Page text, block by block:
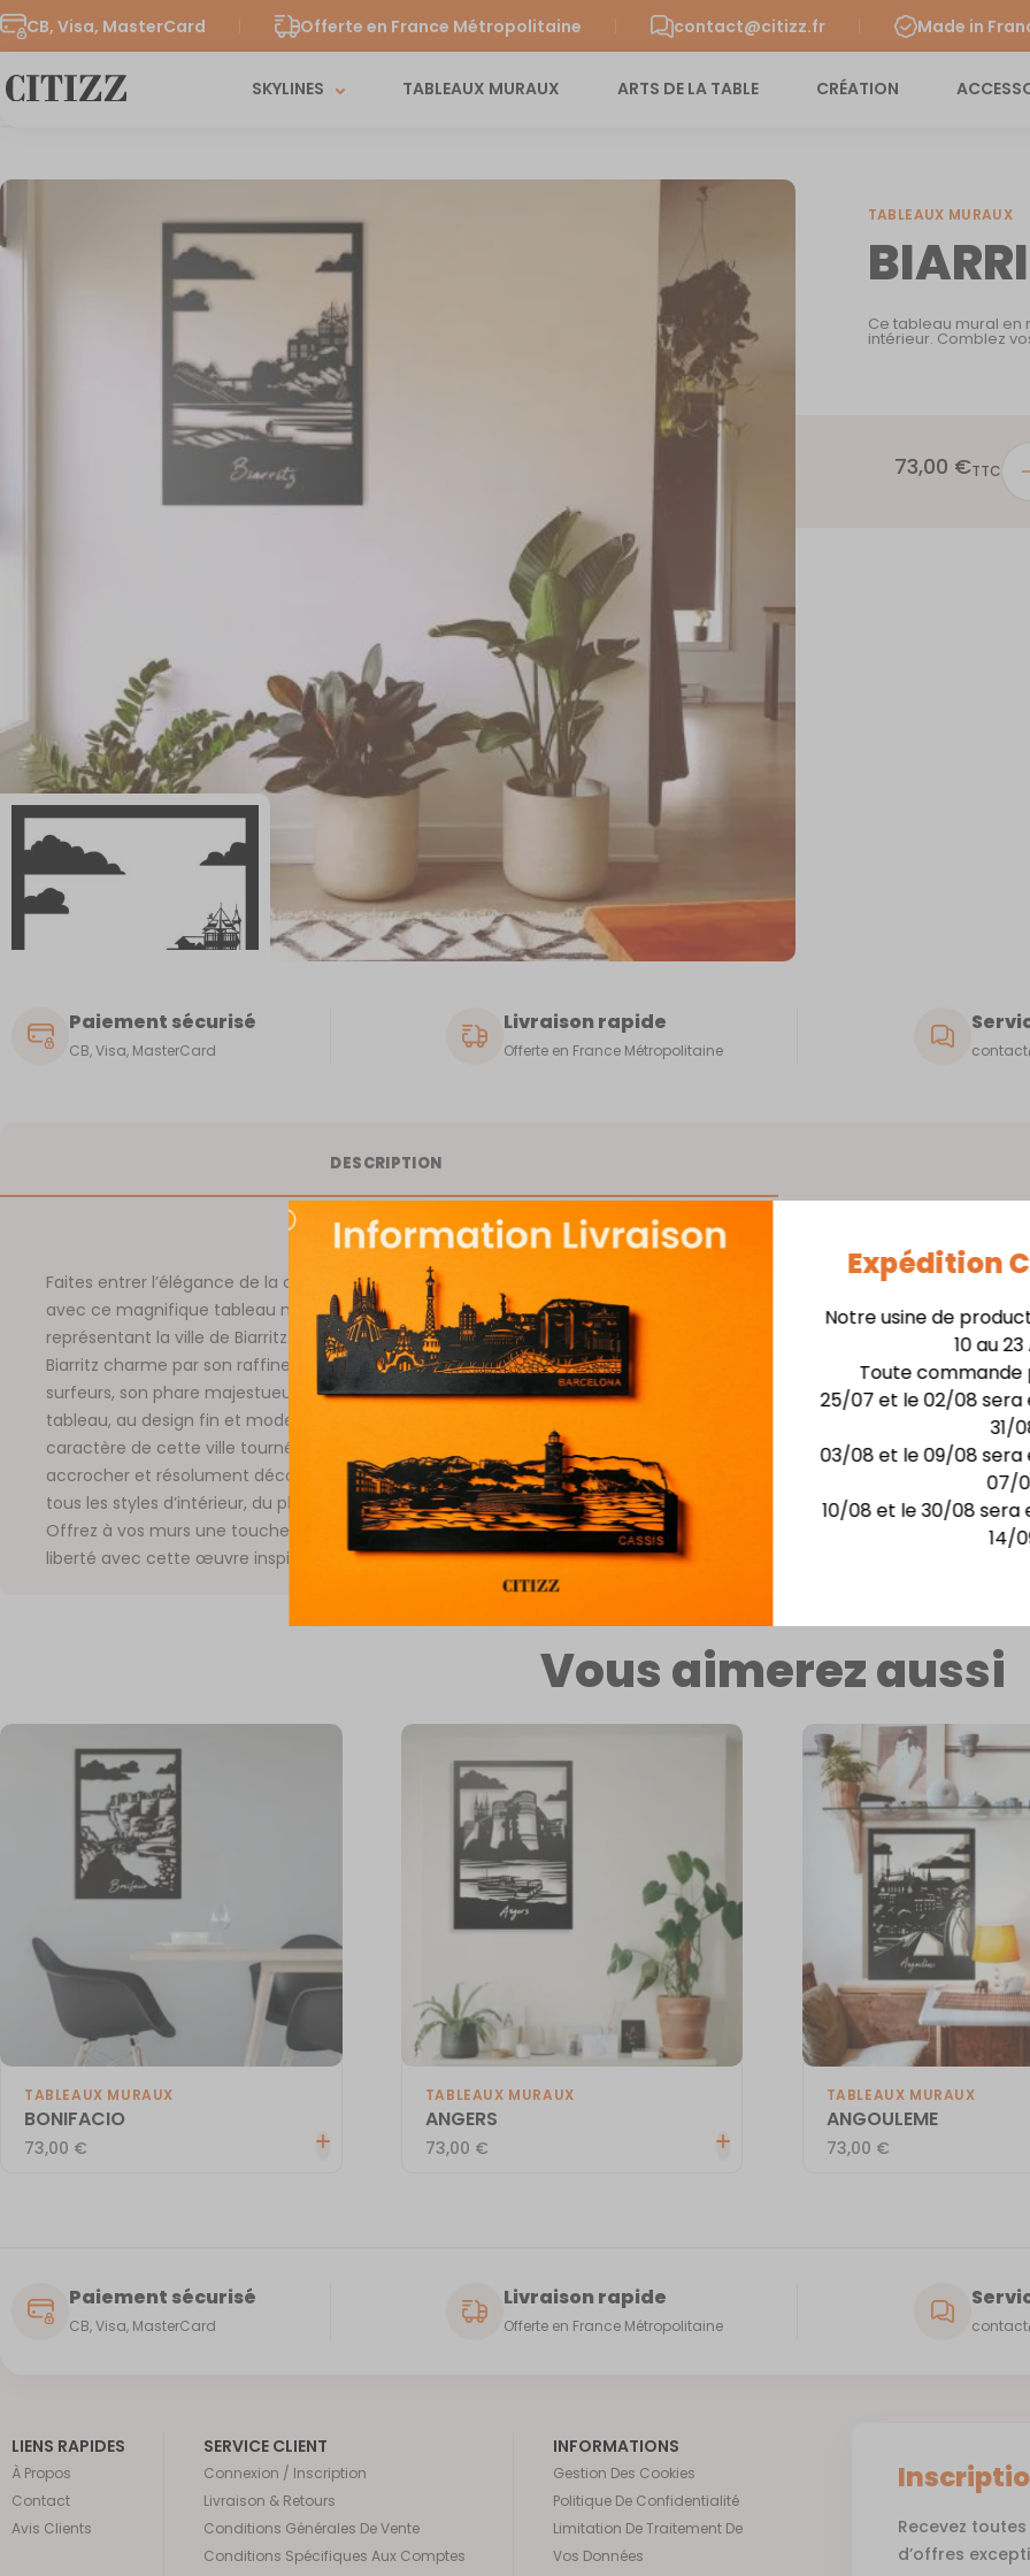
CB, Visa, MasterCard Offerte en France Métropolitaine contact@citizz.fr Made in
SKYLINES TABLEAUX MURAUX ARTS DE LA TABLE CRÉATION
Expédition
Notre usine de
10 au
Toute commande
25/07 et le 02/08 sera
31/
03/08 et le 09/08 sera
07/
10/08 et le 30/08 sera
14/
TABLEAUX MURAUX
Ce tableau mural en
intérieur. Comblez
73,00 €TTC
Paiement sécurisé
CB, Visa, MasterCard
Livraison rapide
Offerte en France Métropolitaine
DESCRIPTION
Faites entrer l’élégance de la côte basque dans votre intérieur
avec ce magnifique tableau mural en métal découpé
représentant la ville de Biarritz. Station balnéaire emblématique,
Biarritz charme par son raffinement, ses plages prisées des
surfeurs, son phare majestueux et ses villas Belle Époque. Ce
tableau, au design fin et moderne, capture toute la beauté et le
caractère de cette ville tournée vers l’océan. Léger, facile à
accrocher et résolument décoratif, il s’intègre à merveille dans
tous les styles d’intérieur, du plus contemporain au plus bohème.
Offrez à vos murs une touche de voyage, de prestige et de
liberté avec cette œuvre inspirée par l’âme vibrante de Biarritz.
Tableau mural décoratif
Acier
Finition : Laquage noir
Installation facile avec
**Dimensions :**larg.
Vous aimerez aussi
TABLEAUX MURAUX
BONIFACIO
73,00 €
TABLEAUX MURAUX
ANGERS
73,00 €
TABLEAUX MURAUX
ANGOULEME
73,00 €
Paiement sécurisé
CB, Visa, MasterCard
Livraison rapide
Offerte en France Métropolitaine
LIENS RAPIDES
À Propos
Contact
Avis Clients
SERVICE CLIENT
Connexion / Inscription
Livraison & Retours
Conditions Générales De Vente
Conditions Spécifiques Aux Comptes
INFORMATIONS
Gestion Des Cookies
Politique De Confidentialité
Limitation De Traitement De
Vos Données
Recevez
d’offres